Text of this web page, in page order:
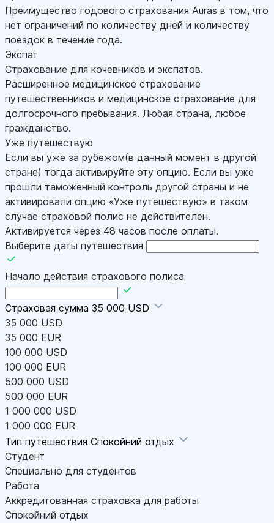
Преимущество годового страхования Auras в том, что
нет ограничений по количеству дней и количеству
поездок в течение года.
Экспат
Страхование для кочевников и экспатов.
Расширенное медицинское страхование
путешественников и медицинское страхование для
долгосрочного пребывания. Любая страна, любое
гражданство.
Уже путешествую
Если вы уже за рубежом(в данный момент в другой
стране) тогда активируйте эту опцию. Если вы уже
прошли таможенный контроль другой страны и не
активировали опцию «Уже путешествую» в таком
случае страховой полис не действителен.
Активируется через 48 часов после оплаты.
Выберите даты путешествия
Начало действия страхового полиса
Страховая сумма 35 000 USD
35 000 USD
35 000 EUR
100 000 USD
100 000 EUR
500 000 USD
500 000 EUR
1 000 000 USD
1 000 000 EUR
Тип путешествия Спокойний отдых
Студент
Специально для студентов
Работа
Аккредитованная страховка для работы
Спокойний отдых